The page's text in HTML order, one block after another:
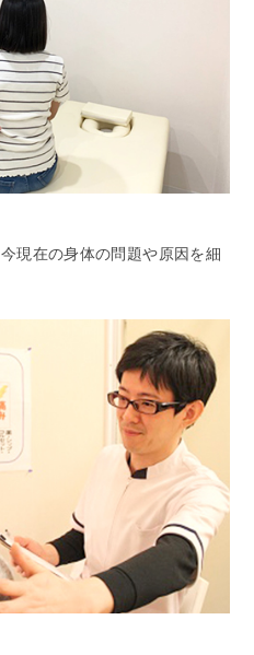
現在の身体の問題や原因を細